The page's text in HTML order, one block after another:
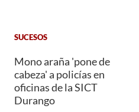
SUCESOS
Mono araña 'pone de
cabeza' a policías en
oficinas de la SICT
Durango